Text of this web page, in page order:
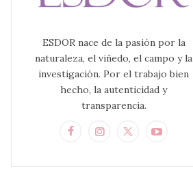
ESDOR nace de la pasión por la
naturaleza, el viñedo, el campo y la
investigación. Por el trabajo bien
hecho, la autenticidad y
transparencia.